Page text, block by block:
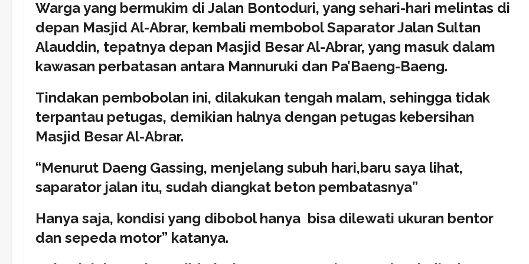
Warga yang bermukim di Jalan Bontoduri, yang sehari-hari melintas di
depan Masjid Al-Abrar, kembali membobol Saparator Jalan Sultan
Alauddin, tepatnya depan Masjid Besar Al-Abrar, yang masuk dalam
kawasan perbatasan antara Mannuruki dan Pa’Baeng-Baeng.
Tindakan pembobolan ini, dilakukan tengah malam, sehingga tidak
terpantau petugas, demikian halnya dengan petugas kebersihan
Masjid Besar Al-Abrar.
“Menurut Daeng Gassing, menjelang subuh hari,baru saya lihat,
saparator jalan itu, sudah diangkat beton pembatasnya”
Hanya saja, kondisi yang dibobol hanya bisa dilewati ukuran bentor
dan sepeda motor” katanya.